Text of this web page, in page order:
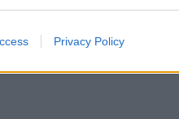
Privacy Policy